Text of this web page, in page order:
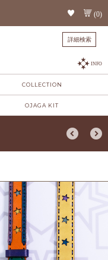
(0)
詳細検索
INFO
COLLECTION
OJAGA KIT